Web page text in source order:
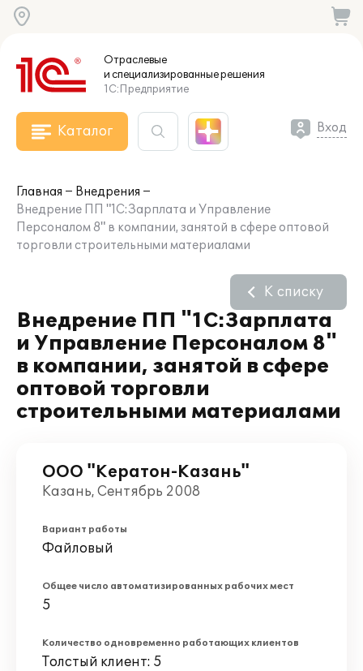
Отраслевые
и специализированныерешения
1С:Предприятие
Каталог Вход
Главная
Внедрения
Внедрение ПП "1С:Зарплата и Управление
Персоналом 8" в компании, занятой в сфере оптовой
торговли строительными материалами
Внедрение ПП "1С:Зарплата
и Управление Персоналом 8"
в компании, занятой в сфере
оптовой торговли
строительными материалами
К списку
ООО "Кератон-Казань"
Казань, Сентябрь 2008
Вариант работы
Файловый
Общее число автоматизированных рабочих мест
5
Количество одновременно работающих клиентов
Толстый клиент: 5